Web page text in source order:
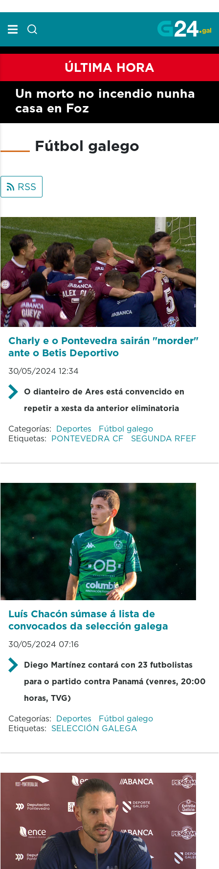
ÚLTIMA HORA
Un morto no incendio nunha
casa en Foz
Fútbol galego
RSS
Charly e o Pontevedra sairán "morder"
ante o Betis Deportivo
30/05/2024 12:34
O dianteiro de Ares está convencido en
repetir a xesta da anterior eliminatoria
Categorías: Deportes
Fútbol galego
Etiquetas: PONTEVEDRA CF SEGUNDA RFEF
Luís Chacón súmase á lista de
convocados da selección galega
30/05/2024 07:16
Diego Martínez contará con 23 futbolistas
para o partido contra Panamá (venres, 20:00
horas, TVG)
Categorías: Deportes
Fútbol galego
Etiquetas: SELECCIÓN GALEGA